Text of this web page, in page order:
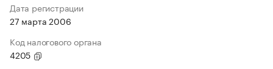
Дата регистрации
27 марта 2006
Код налогового органа
4205